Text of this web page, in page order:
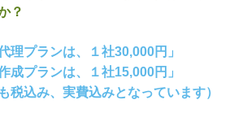
？
理プランは、１社30,000円」
成プランは、１社15,000円」
税込み、実費込みとなっています）